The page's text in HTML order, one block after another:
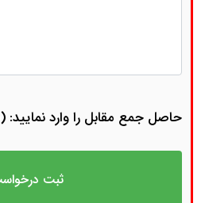
حاصل جمع مقابل را وارد نمایید: (5 + 4)